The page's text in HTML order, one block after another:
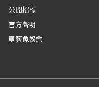
公開招標
官方聲明
星藝象娛樂